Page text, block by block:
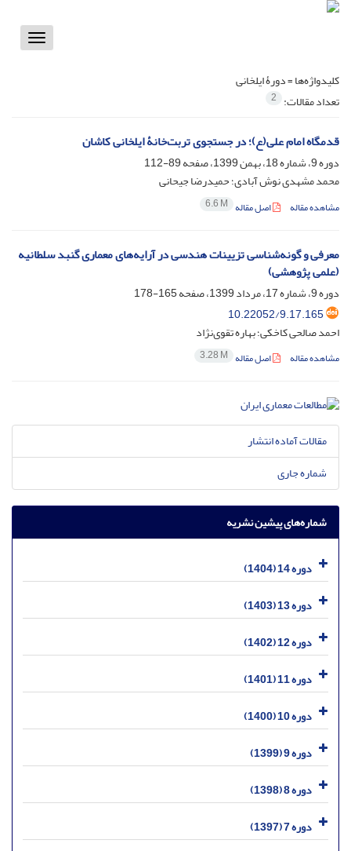
Toggle
کلیدواژه‌ها =دورۀ ایلخانی
تعداد مقالات: 2
قدمگاه امام علی(ع)؛ در جستجوی تربت‌خانۀ ایلخانی کاشان
دوره 9، شماره 18، بهمن 1399، صفحه
89-112
محمد مشهدی نوش آبادی؛ حمیدرضا جیحانی
مشاهده مقاله اصل مقاله 6.6 M
معرفی و گونه‌شناسی تزیینات هندسی در آرایه‌های معماری گنبد سلطانیه
(علمی پژوهشی)
دوره 9، شماره 17، مرداد 1399، صفحه
165-178
10.22052/9.17.165
احمد صالحی کاخکی؛ بهاره تقوی‌نژاد
مشاهده مقاله اصل مقاله 3.28 M
مقالات آماده انتشار
شماره جاری
شماره‌های پیشین نشریه
دوره 14 (1404)
دوره 13 (1403)
دوره 12 (1402)
دوره 11 (1401)
دوره 10 (1400)
دوره 9 (1399)
دوره 8 (1398)
دوره 7 (1397)